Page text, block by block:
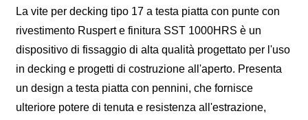
La vite per decking tipo 17 a testa piatta con punte con
rivestimento Ruspert e finitura SST 1000HRS è un
dispositivo di fissaggio di alta qualità progettato per l'uso
in decking e progetti di costruzione all'aperto. Presenta
un design a testa piatta con pennini, che fornisce
ulteriore potere di tenuta e resistenza all'estrazione,